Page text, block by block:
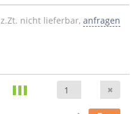
z.Zt. nicht lieferbar, anfragen